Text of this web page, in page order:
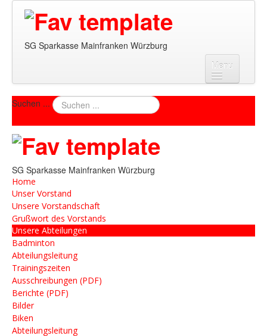
SG Sparkasse Mainfranken Würzburg
Menu
Home
Unsere Vorstandschaft
Grußwort des Vorstands
Unsere Abteilungen
Badminton
Abteilungsleitung
Trainingszeiten
Ausschreibungen (PDF)
Berichte (PDF)
Bilder
Biken
Abteilungsleitung
Ausschreibungen (PDF)
Berichte (PDF)
Bilder
Bowling
Abteilungsleitung
Suchen ...
SG Sparkasse Mainfranken Würzburg
Home
Unser Vorstand
Unsere Vorstandschaft
Grußwort des Vorstands
Unsere Abteilungen
Badminton
Abteilungsleitung
Trainingszeiten
Ausschreibungen (PDF)
Berichte (PDF)
Bilder
Biken
Abteilungsleitung